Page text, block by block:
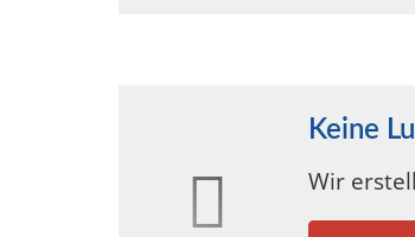
Keine
Wir